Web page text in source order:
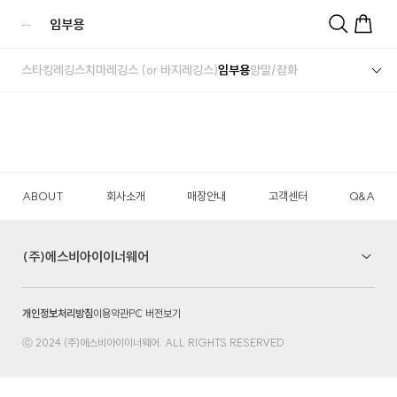
임부용
스타킹레깅스치마레깅스 (or 바지레깅스)임부용양말/잡화
ABOUT 회사소개 매장안내 고객센터 Q&A
(주)에스비아이이너웨어
개인정보처리방침이용약관PC 버전보기
ⓒ 2024 (주)에스비아이이너웨어. ALL RIGHTS RESERVED